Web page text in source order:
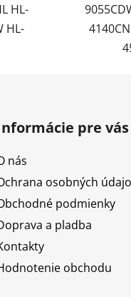
HL-
HL-
pre vás
nás
osobných
podmienky
a pladba
obchodu